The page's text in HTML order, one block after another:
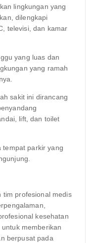
lingkungan yang
dilengkapi
televisi, dan kamar
yang luas dan
yang ramah
sakit ini dirancang
lift, dan toilet
tempat parkir yang
tim profesional medis
kesehatan
memberikan
berpusat pada